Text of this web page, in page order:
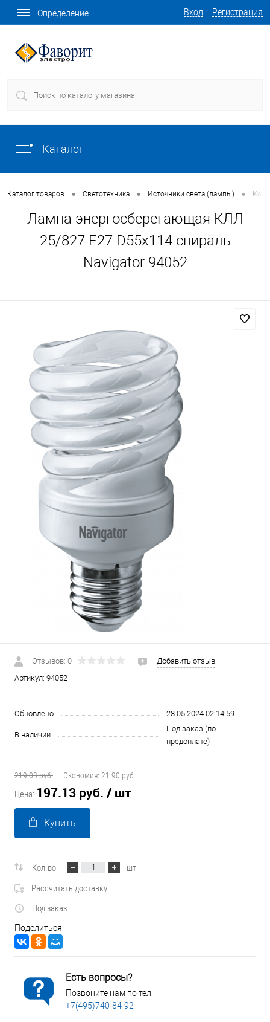
Вход Регистрация
Определение
Каталог
Каталог товаров • Светотехника • Источники света (лампы) •
Лампа энергосберегающая КЛЛ
25/827 E27 D55x114 спираль
Navigator 94052
Отзывов: 0
Добавить отзыв
Артикул: 94052
Обновлено 28.05.2024 02:14:59
В наличии
Под заказ (по
предоплате)
219.03 руб. Экономия: 21.90 руб.
Цена: 197.13 руб. / шт
Купить
Кол-во:
шт
Рассчитать доставку
Под заказ
Поделиться
Есть вопросы?
Позвоните нам по тел:
+7(495)740-84-92